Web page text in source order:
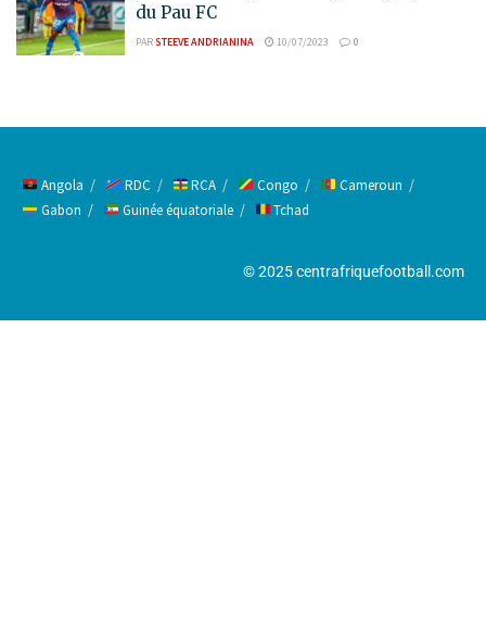
du Pau FC
PARSTEEVE ANDRIANINA 10/07/2023 0
Angola RDC RCA Congo
Cameroun
Gabon
Guinée équatoriale Tchad
© 2025 centrafriquefootball.com